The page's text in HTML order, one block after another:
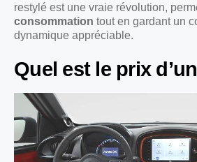
restylé est une vraie révolution,
consommation tout en gardant un
dynamique appréciable.
Quel est le prix